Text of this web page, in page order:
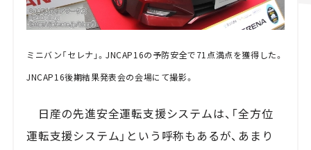
ミニバン「セレナ」。JNCAP16の予防安全で71点満点を獲得した。
JNCAP16後期結果発表会の会場にて撮影。
日産の先進安全運転支援システムは、「全方位
運転支援システム」という呼称もあるが、あまり